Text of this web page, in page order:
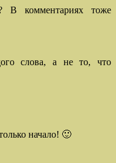
В комментариях тоже
слова, а не то, что
начало! 🙂